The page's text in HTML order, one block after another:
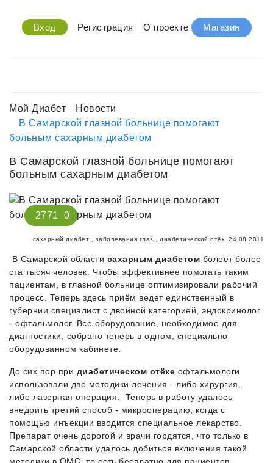
Вход Регистрация О проекте Магазин
Мой Диабет
Новости
В Самарской глазной больнице помогают
больным сахарным диабетом
В Самарской глазной больнице помогают
больным сахарным диабетом
2771 0
сахарный диабет заболевания глаз диабетический отёк 24.08.2011
В Самарской области сахарным диабетом болеет более
ста тысяч человек. Чтобы эффективнее помогать таким
пациентам, в глазной больнице оптимизировали рабочий
процесс. Теперь здесь приём ведет единственный в
губернии специалист с двойной категорией, эндокринолог
- офтальмолог. Все оборудование, необходимое для
диагностики, собрано теперь в одном, специально
оборудованном кабинете.
До сих пор при диабетическом отёке офтальмологи
использовали две методики лечения - либо хирургия,
либо лазерная операция. Теперь в работу удалось
внедрить третий способ - микрооперацию, когда с
помощью инъекции вводится специальное лекарство.
Препарат очень дорогой и врачи гордятся, что только в
Самарской области удалось добиться включения такой